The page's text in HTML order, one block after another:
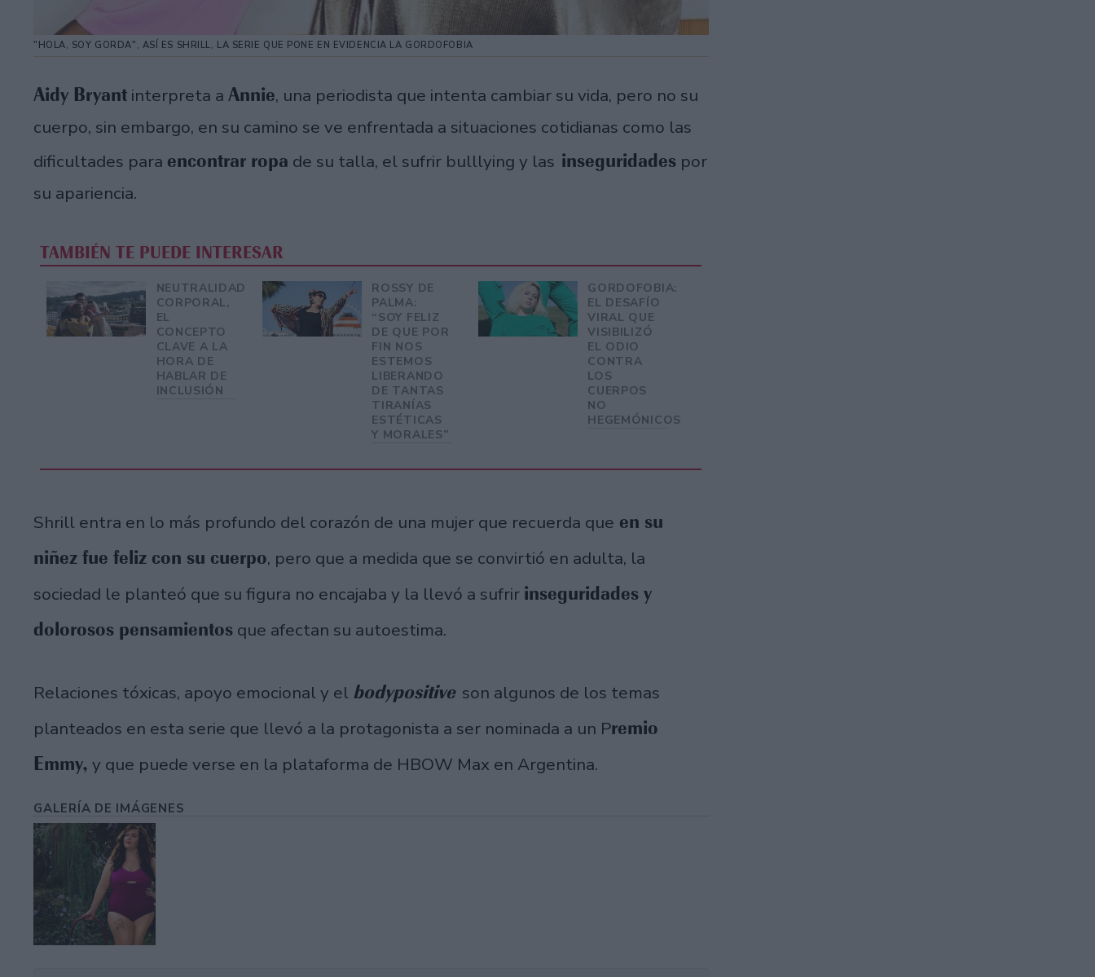
"HOLA, SOY GORDA", ASÍ ES SHRILL, LA SERIE QUE PONE EN EVIDENCIA LA GORDOFOBIA
Aidy Bryant interpreta a Annie, una periodista que intenta cambiar su vida, pero no su
cuerpo, sin embargo, en su camino se ve enfrentada a situaciones cotidianas como las
dificultades para encontrar ropa de su talla, el sufrir bulllying y las inseguridades por
su apariencia.
TAMBIÉN TE PUEDE INTERESAR
NEUTRALIDAD
CORPORAL,
EL
CONCEPTO
CLAVE A LA
HORA DE
HABLAR DE
INCLUSIÓN
ROSSY DE
PALMA:
“SOY FELIZ
DE QUE POR
FIN NOS
ESTEMOS
LIBERANDO
DE TANTAS
TIRANÍAS
ESTÉTICAS
Y MORALES”
GORDOFOBIA:
EL DESAFÍO
VIRAL QUE
VISIBILIZÓ
EL ODIO
CONTRA
LOS
CUERPOS
NO
HEGEMÓNICOS
Shrill entra en lo más profundo del corazón de una mujer que recuerda que en su
niñez fue feliz con su cuerpo, pero que a medida que se convirtió en adulta, la
sociedad le planteó que su figura no encajaba y la llevó a sufrir inseguridades y
dolorosos pensamientos que afectan su autoestima.
Relaciones tóxicas, apoyo emocional y el bodypositive son algunos de los temas
planteados en esta serie que llevó a la protagonista a ser nominada a un Premio
Emmy, y que puede verse en la plataforma de HBOW Max en Argentina.
GALERÍA DE IMÁGENES